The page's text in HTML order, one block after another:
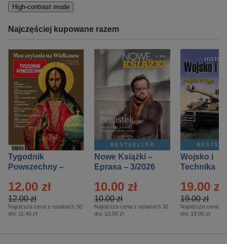
High-contrast mode
Najczęściej kupowane razem
Tygodnik
Powszechny –
12.00 zł
12.00 zł
Najniższa cena z ostatnich 30
dni: 11.40 zł
BESTSELLER
Nowe Książki –
Eprasa – 3/2026
10.00 zł
10.00 zł
Najniższa cena z ostatnich 30
dni: 10.00 zł
Wojsko i
Technika
– 2/2026
19.00 zł
19.00 zł
Najniższa cena z
dni: 19.00 zł